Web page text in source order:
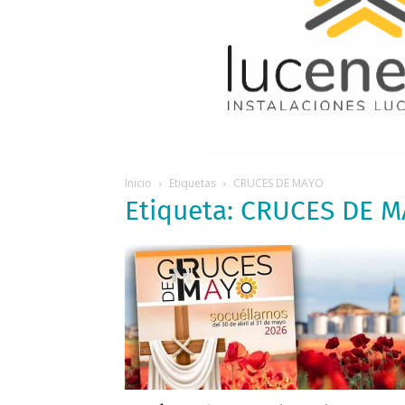
Inicio Etiquetas CRUCES DE MAYO
Etiqueta: CRUCES DE